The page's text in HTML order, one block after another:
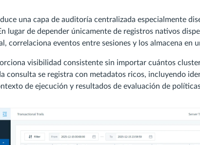
una capa de auditoría centralizada especialmente
lugar de depender únicamente de registros nativos
correlaciona eventos entre sesiones y los almacena en
visibilidad consistente sin importar cuántos
consulta se registra con metadatos ricos, incluyendo
de ejecución y resultados de evaluación de